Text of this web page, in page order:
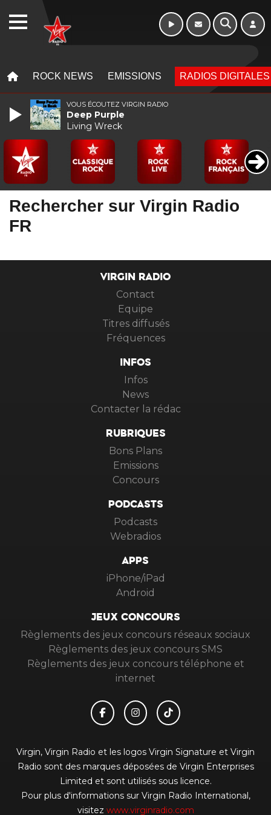
ROCK NEWS EMISSIONS RADIOS DIGITALES
Rechercher sur Virgin Radio
FR
VIRGIN RADIO
Contact
Equipe
Titres diffusés
Fréquences
INFOS
Infos
News
Contacter la rédac
RUBRIQUES
Bons Plans
Emissions
Concours
PODCASTS
Podcasts
Webradios
APPS
iPhone/iPad
Android
JEUX CONCOURS
Règlements des jeux concours réseaux sociaux
Règlements des jeux concours SMS
Règlements des jeux concours téléphone et
internet
Virgin, Virgin Radio et les logos Virgin Signature et Virgin
Radio sont des marques déposées de Virgin Enterprises
Limited et sont utilisés sous licence.
Pour plus d'informations sur Virgin Radio International,
visitez www.virginradio.com
VOUS ÉCOUTEZ VIRGIN RADIO
Deep Purple
Living Wreck
WEBRADIO